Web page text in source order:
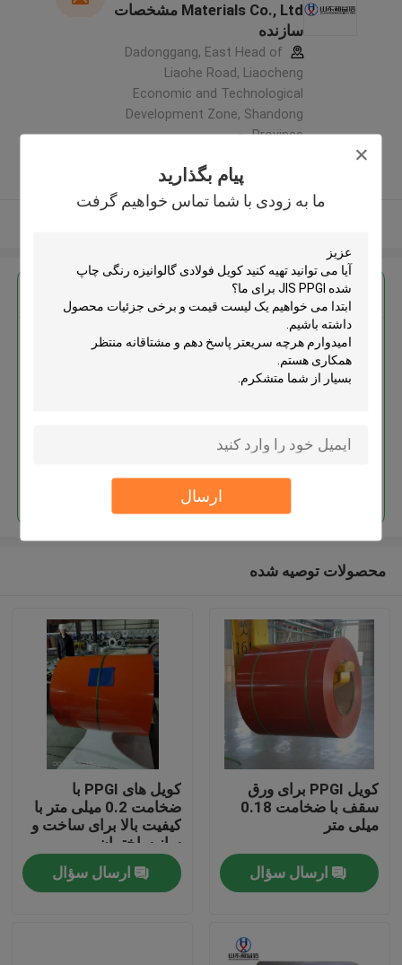
پیام بگذارید
ما به زودی با شما تماس خواهیم گرفت
ارسال
دربارهی ما
Materials Co., Ltd مشخصات
سازنده
Dadonggang, East Head of
Liaohe Road, Liaocheng
Economic and Technological
Development Zone, Shandong
Province ,چین
کننده تایید شده
بهترين قيمت رو براي
کویل فولادی گالوانیزه رنگی چاپ
ادامه هید
محصولات توصیه شده
کویل PPGI برای ورق
سقف با ضخامت 0.18
میلی متر
ارسال سؤال
کویل های PPGI با
ضخامت 0.2 میلی متر با
کیفیت بالا برای ساخت و
ساز ساختمان
ارسال سؤال